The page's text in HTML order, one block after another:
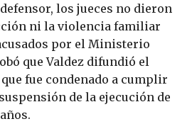
los jueces no dieron
ni la violencia familiar
por el Ministerio
que Valdez difundió el
fue condenado a cumplir
de la ejecución de